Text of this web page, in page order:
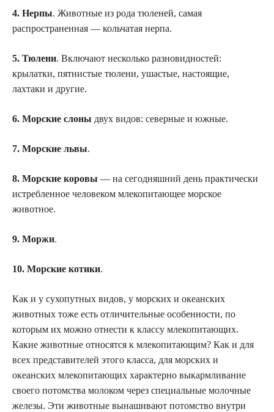
4. Нерпы. Животные из рода тюленей, самая
распространенная — кольчатая нерпа.
5. Тюлени. Включают несколько разновидностей:
крылатки, пятнистые тюлени, ушастые, настоящие,
лахтаки и другие.
6. Морские слоны двух видов: северные и южные.
7. Морские львы.
8. Морские коровы — на сегодняшний день практически
истребленное человеком млекопитающее морское
животное.
9. Моржи.
10. Морские котики.
Как и у сухопутных видов, у морских и океанских
животных тоже есть отличительные особенности, по
которым их можно отнести к классу млекопитающих.
Какие животные относятся к млекопитающим? Как и для
всех представителей этого класса, для морских и
океанских млекопитающих характерно выкармливание
своего потомства молоком через специальные молочные
железы. Эти животные вынашивают потомство внутри